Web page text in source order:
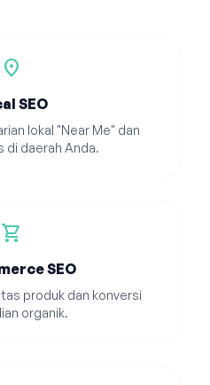
location_on
SEO
lokal "Near Me" dan
di daerah Anda.
shopping_cart
SEO
produk dan konversi
organik.